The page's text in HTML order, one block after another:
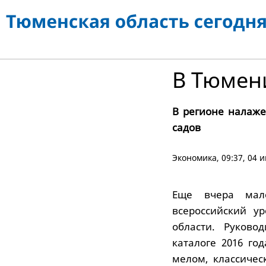
В
В регионе
садов
Экономика, 09:37, 04
Еще вчера
всероссийский
области.
каталоге 2016
мелом,